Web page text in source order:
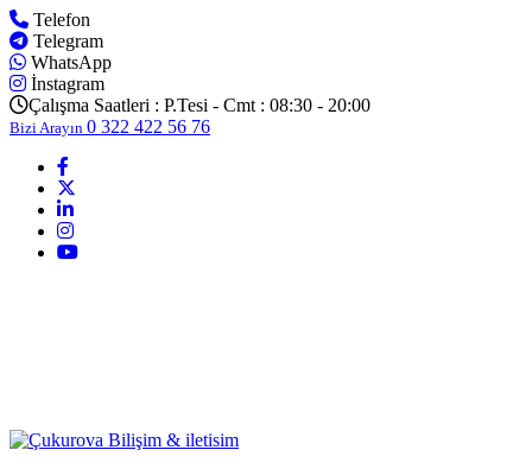
Telefon
Telegram
WhatsApp
İnstagram
Çalışma Saatleri : P.Tesi - Cmt : 08:30 - 20:00
Bizi Arayın 0 322 422 56 76